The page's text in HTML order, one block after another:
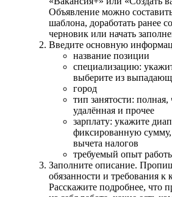
Объявление можно
шаблона, доработать ранее
черновик или начать
Введите основную
название позиции
специализацию:
выберите из
город
тип занятости: полная,
удалённая и прочее
зарплату: укажите
фиксированную
вычета налогов
требуемый опыт
Заполните описание.
обязанности и требования к
Расскажите подробнее, что